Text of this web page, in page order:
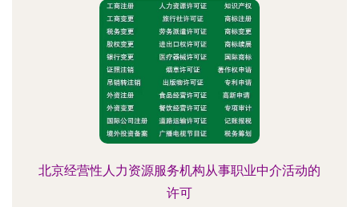
北京经营性人力资源服务机构从事职业中介活动的
许可